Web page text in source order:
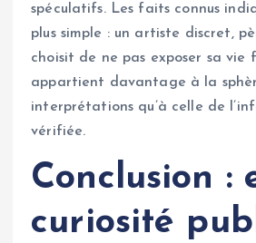
spéculatifs. Les faits connus
plus simple : un artiste discret,
choisit de ne pas exposer sa vie
appartient davantage à la
interprétations qu’à celle de
vérifiée.
Conclusion :
curiosité